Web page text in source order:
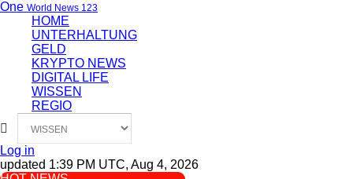
One World News 123
HOME
UNTERHALTUNG
GELD
KRYPTO NEWS
DIGITAL LIFE
WISSEN
REGIO
Log in
updated 1:39 PM UTC, Aug 4, 2026